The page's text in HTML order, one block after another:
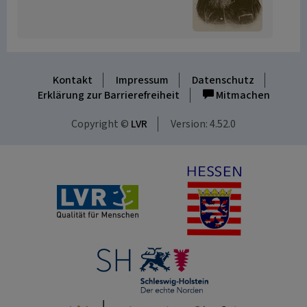
Kontakt Impressum
Datenschutz
Erklärung zur Barrierefreiheit
Mitmachen
Copyright © LVR Version: 4.52.0